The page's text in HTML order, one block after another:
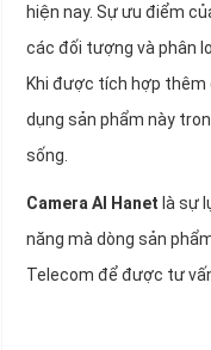
hiện nay. Sự ưu điểm
các đối tượng và phân
Khi được tích hợp
dụng sản phẩm này
sống.
Camera AI Hanet là sự
năng mà dòng sản
Telecom để được tư